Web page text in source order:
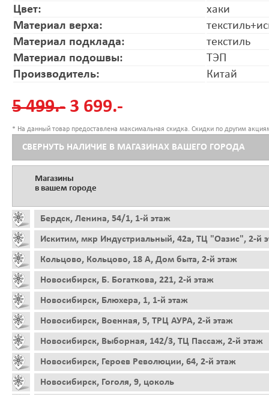
Цвет:
хаки
Материал верха:
Материал подклада:
текстиль
Материал подошвы:
ТЭП
Производитель:
Китай
5 499.- 3 699.-
* На данный товар предоставлена максимальная скидка. Скидки по другим
СВЕРНУТЬ НАЛИЧИЕ В МАГАЗИНАХ ВАШЕГО ГОРОДА
Магазины
в вашем городе
Бердск, Ленина, 54/1, 1-й этаж
Искитим, мкр Индустриальный, 42а, ТЦ "Оазис", 2-й
Кольцово, Кольцово, 18 А, Дом быта, 2-й этаж
Новосибирск, Б. Богаткова, 221, 2-й этаж
Новосибирск, Блюхера, 1, 1-й этаж
Новосибирск, Военная, 5, ТРЦ АУРА, 2-й этаж
Новосибирск, Выборная, 142/3, ТЦ Пассаж, 2-й этаж
Новосибирск, Героев Революции, 64, 2-й этаж
Новосибирск, Гоголя, 9, цоколь